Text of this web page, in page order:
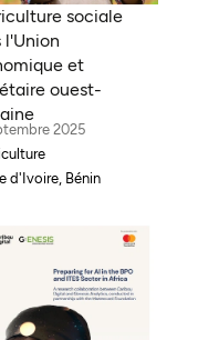
sociale
l'Union
et
ouest-
2025
d'Ivoire, Bénin